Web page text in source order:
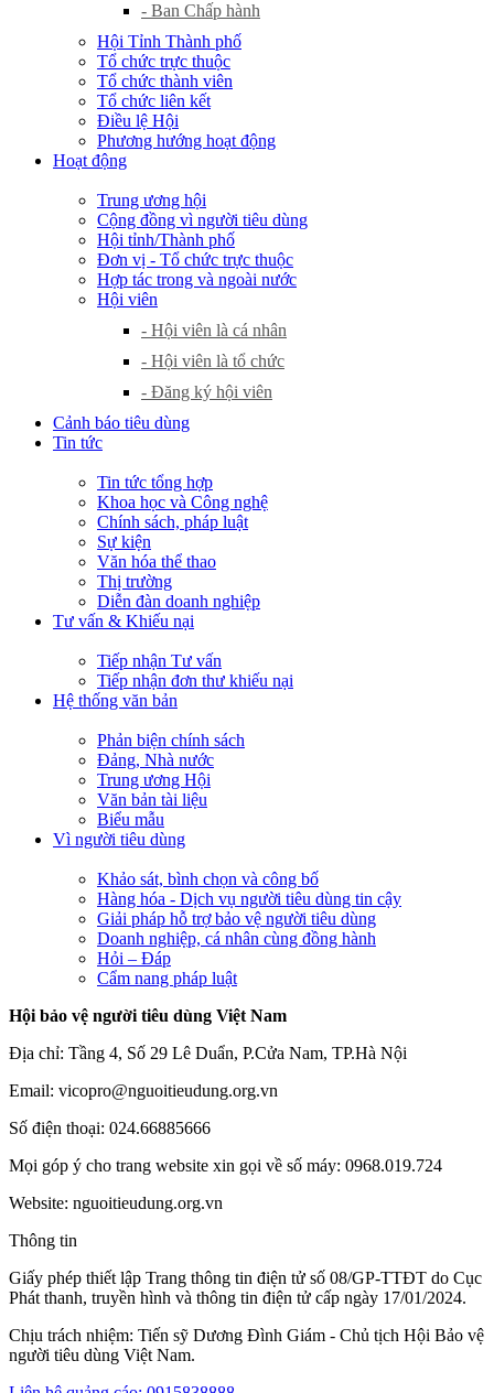
- Ban Chấp hành
Hội Tỉnh Thành phố
Tổ chức trực thuộc
Tổ chức thành viên
Tổ chức liên kết
Điều lệ Hội
Phương hướng hoạt động
Hoạt động
Trung ương hội
Cộng đồng vì người tiêu dùng
Hội tỉnh/Thành phố
Đơn vị - Tổ chức trực thuộc
Hợp tác trong và ngoài nước
Hội viên
- Hội viên là cá nhân
- Hội viên là tổ chức
- Đăng ký hội viên
Cảnh báo tiêu dùng
Tin tức
Tin tức tổng hợp
Khoa học và Công nghệ
Chính sách, pháp luật
Sự kiện
Văn hóa thể thao
Thị trường
Diễn đàn doanh nghiệp
Tư vấn & Khiếu nại
Tiếp nhận Tư vấn
Tiếp nhận đơn thư khiếu nại
Hệ thống văn bản
Phản biện chính sách
Đảng, Nhà nước
Trung ương Hội
Văn bản tài liệu
Biểu mẫu
Vì người tiêu dùng
Khảo sát, bình chọn và công bố
Hàng hóa - Dịch vụ người tiêu dùng tin cậy
Giải pháp hỗ trợ bảo vệ người tiêu dùng
Doanh nghiệp, cá nhân cùng đồng hành
Hỏi – Đáp
Cẩm nang pháp luật
Hội bảo vệ người tiêu dùng Việt Nam
Địa chỉ: Tầng 4, Số 29 Lê Duẩn, P.Cửa Nam, TP.Hà Nội
Email: vicopro@nguoitieudung.org.vn
Số điện thoại: 024.66885666
Mọi góp ý cho trang website xin gọi về số máy: 0968.019.724
Website: nguoitieudung.org.vn
Thông tin
Giấy phép thiết lập Trang thông tin điện tử số 08/GP-TTĐT do Cục
Phát thanh, truyền hình và thông tin điện tử cấp ngày 17/01/2024.
Chịu trách nhiệm: Tiến sỹ Dương Đình Giám - Chủ tịch Hội Bảo vệ
người tiêu dùng Việt Nam.